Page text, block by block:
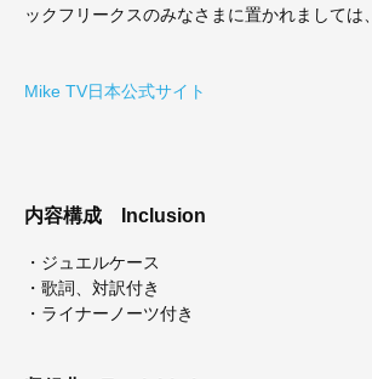
ックフリークスのみなさまに置かれましては
Mike TV日本公式サイト
内容構成 Inclusion
・ジュエルケース
・歌詞、対訳付き
・ライナーノーツ付き